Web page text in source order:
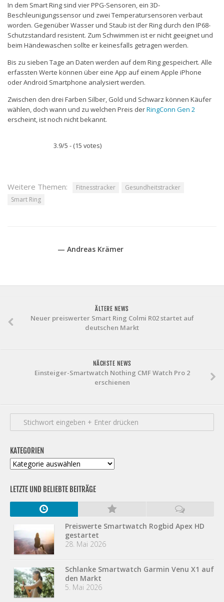
In dem Smart Ring sind vier PPG-Sensoren, ein 3D-
Beschleunigungssensor und zwei Temperatursensoren verbaut
worden. Gegenüber Wasser und Staub ist der Ring durch den IP68-
Schutzstandard resistent. Zum Schwimmen ist er nicht geeignet und
beim Händewaschen sollte er keinesfalls getragen werden.
Bis zu sieben Tage an Daten werden auf dem Ring gespeichert. Alle
erfassten Werte können über eine App auf einem Apple iPhone
oder Android Smartphone analysiert werden.
Zwischen den drei Farben Silber, Gold und Schwarz können Käufer
wählen, doch wann und zu welchen Preis derRingConn Gen 2
erscheint, ist noch nicht bekannt.
3.9/5 - (15 votes)
Weitere Themen: Fitnesstracker
Gesundheitstracker
Smart Ring
— Andreas Krämer
ÄLTERE NEWS
Neuer preiswerter Smart Ring Colmi R02 startet auf
deutschen Markt
NÄCHSTE NEWS
Einsteiger-Smartwatch Nothing CMF Watch Pro 2
erschienen
KATEGORIEN
Kategorien
LETZTE UND BELIEBTE BEITRÄGE
Preiswerte Smartwatch Rogbid Apex HD
gestartet
28. Mai 2026
Schlanke Smartwatch Garmin Venu X1 auf
den Markt
5. Mai 2026